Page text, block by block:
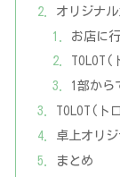
オリジナ
お店に
1部から
TOLOT(ト
卓上オリ
まとめ